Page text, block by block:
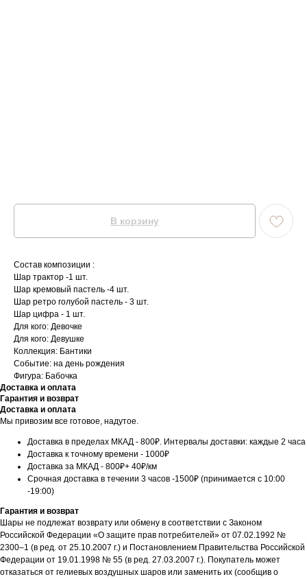
В корзину
Состав композиции :
Шар трактор -1 шт.
Шар кремовый пастель -4 шт.
Шар ретро голубой пастель - 3 шт.
Шар цифра - 1 шт.
Для кого: Девочке
Для кого: Девушке
Коллекция: Бантики
Событие: на день рождения
Фигура: Бабочка
Доставка и оплата
Гарантия и возврат
Доставка и оплата
Мы привозим все готовое, надутое.
Доставка в пределах МКАД - 800₽. Интервалы доставки: каждые 2 часа
Доставка к точному времени - 1000₽
Доставка за МКАД - 800₽+ 40₽/км
Срочная доставка в течении 3 часов -1500₽ (принимается с 10:00
-19:00)
Гарантия и возврат
Шары не подлежат возврату или обмену в соответствии с Законом
Российской Федерации «О защите прав потребителей» от 07.02.1992 №
2300–1 (в ред. от 25.10.2007 г.) и Постановлением Правительства Российской
Федерации от 19.01.1998 № 55 (в ред. 27.03.2007 г.). Покупатель может
отказаться от гелиевых воздушных шаров или заменить их (сообщив о